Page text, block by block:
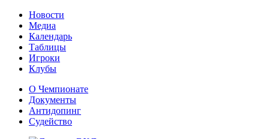
Новости
Медиа
Календарь
Таблицы
Игроки
Клубы
О Чемпионате
Документы
Антидопинг
Судейство